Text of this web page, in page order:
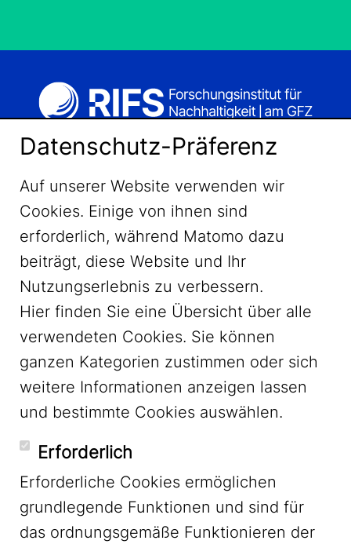
LinkedIn
YouTube
Mastodon
Datenschutz-Präferenz
Auf unserer Website verwenden wir
Cookies. Einige von ihnen sind
erforderlich, während Matomo dazu
beiträgt, diese Website und Ihr
Nutzungserlebnis zu verbessern.
Hier finden Sie eine Übersicht über alle
verwendeten Cookies. Sie können
ganzen Kategorien zustimmen oder sich
weitere Informationen anzeigen lassen
und bestimmte Cookies auswählen.
Erforderlich
Erforderliche Cookies ermöglichen
grundlegende Funktionen und sind für
das ordnungsgemäße Funktionieren der